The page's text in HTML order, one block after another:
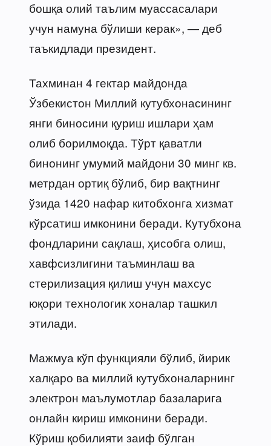
бошқа олий таълим муассасалари
учун намуна бўлиши керак», — деб
таъкидлади президент.
Тахминан 4 гектар майдонда
Ўзбекистон Миллий кутубхонасининг
янги биносини қуриш ишлари ҳам
олиб борилмоқда. Тўрт қаватли
бинонинг умумий майдони 30 минг кв.
метрдан ортиқ бўлиб, бир вақтнинг
ўзида 1420 нафар китобхонга хизмат
кўрсатиш имконини беради. Кутубхона
фондларини сақлаш, ҳисобга олиш,
хавфсизлигини таъминлаш ва
стерилизация қилиш учун махсус
юқори технологик хоналар ташкил
этилади.
Мажмуа кўп функцияли бўлиб, йирик
халқаро ва миллий кутубхоналарнинг
электрон маълумотлар базаларига
онлайн кириш имконини беради.
Кўриш қобилияти заиф бўлган